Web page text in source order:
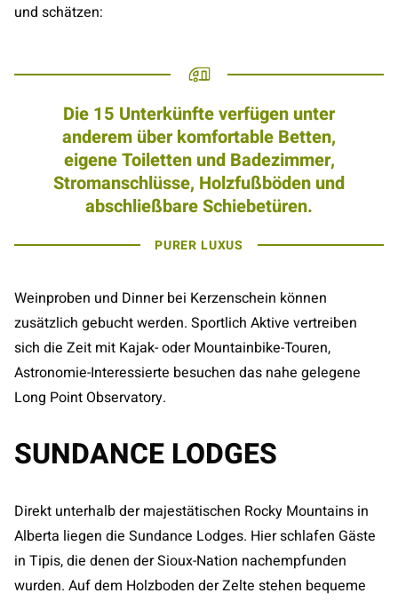
und schätzen:
Die 15 Unterkünfte verfügen unter
anderem über komfortable Betten,
eigene Toiletten und Badezimmer,
Stromanschlüsse, Holzfußböden und
abschließbare Schiebetüren.
PURER LUXUS
Weinproben und Dinner bei Kerzenschein können
zusätzlich gebucht werden. Sportlich Aktive vertreiben
sich die Zeit mit Kajak- oder Mountainbike-Touren,
Astronomie-Interessierte besuchen das nahe gelegene
Long Point Observatory.
SUNDANCE LODGES
Direkt unterhalb der majestätischen Rocky Mountains in
Alberta liegen die Sundance Lodges. Hier schlafen Gäste
in Tipis, die denen der Sioux-Nation nachempfunden
wurden. Auf dem Holzboden der Zelte stehen bequeme